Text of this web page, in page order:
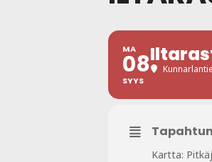
MA
08
SYYS
Kartta: